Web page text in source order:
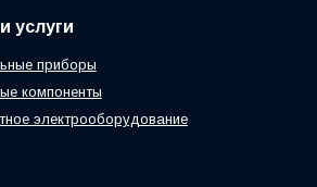
услуги
приборы
компоненты
электрооборудование